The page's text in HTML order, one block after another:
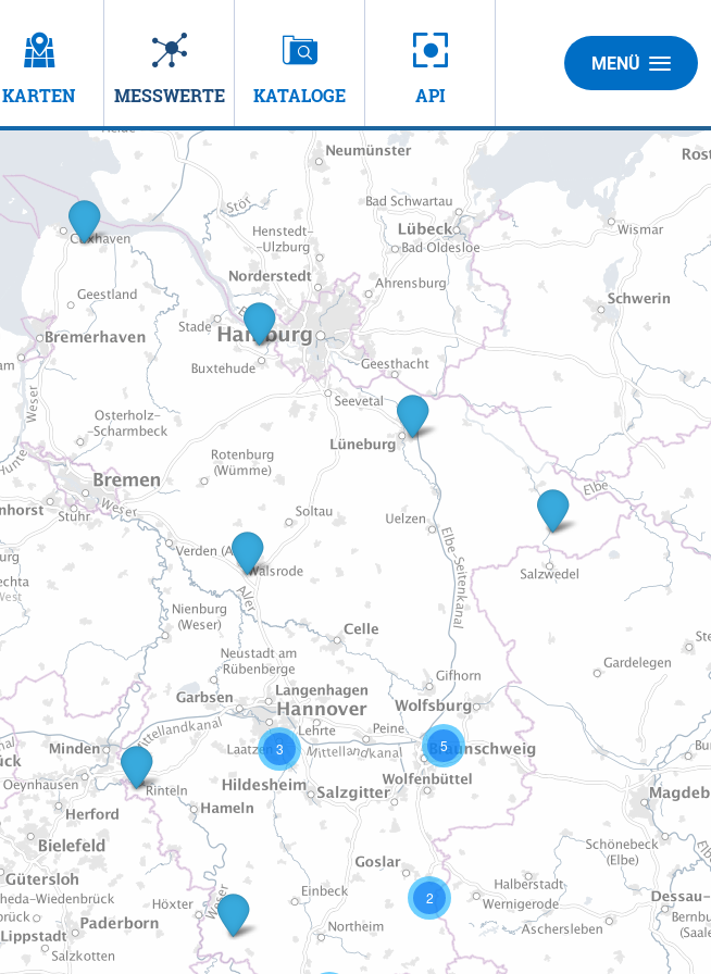
KARTEN MESSWERTE KATALOGE API
MENÜ